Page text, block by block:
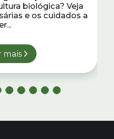
biológica? Veja
e os cuidados a
mais